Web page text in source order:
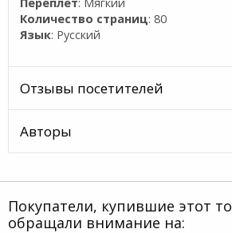
Переплет: Мягкий
Количество страниц: 80
Язык: Русский
Отзывы посетителей
Авторы
Покупатели, купившие этот
обращали внимание на: